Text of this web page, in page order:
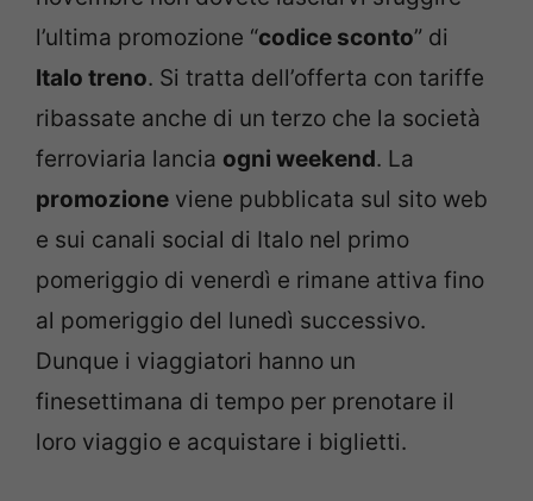
l’ultima promozione “codice sconto” di
Italo treno. Si tratta dell’offerta con tariffe
ribassate anche di un terzo che la società
ferroviaria lancia ogni weekend. La
promozione viene pubblicata sul sito web
e sui canali social di Italo nel primo
pomeriggio di venerdì e rimane attiva fino
al pomeriggio del lunedì successivo.
Dunque i viaggiatori hanno un
finesettimana di tempo per prenotare il
loro viaggio e acquistare i biglietti.